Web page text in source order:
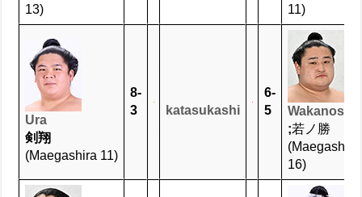
13)
11)
Ura
剣翔
(Maegashira 11)
8-
3
katasukashi
6-
5
Wakanosho
;若ノ勝
(Maegashira
16)